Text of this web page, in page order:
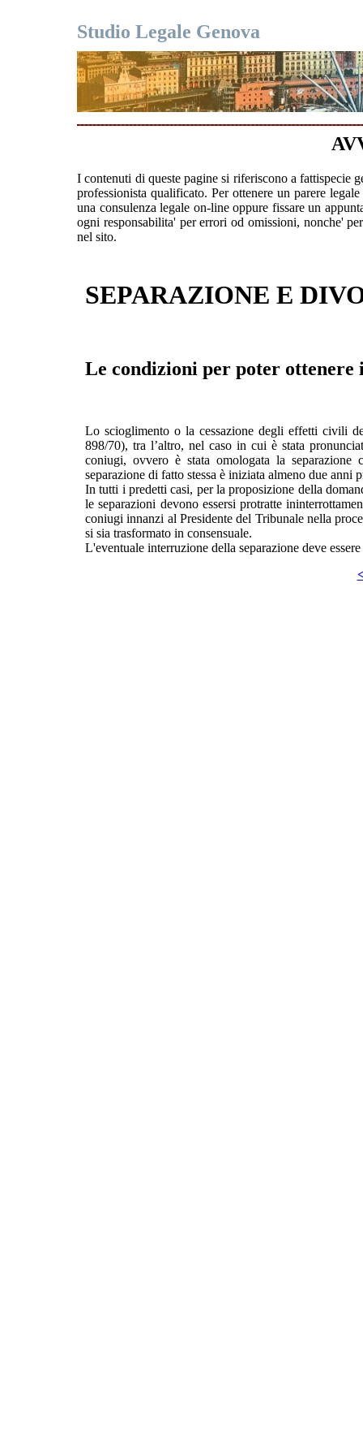
Studio Legale Genova
I contenuti di queste pagine si riferiscono a fattispecie
professionista qualificato. Per ottenere un parere
una consulenza legale on-line oppure fissare un
ogni responsabilita' per errori od omissioni, nonche'
nel sito.
SEPARAZIONE E
Le condizioni per poter
Lo scioglimento o la cessazione degli effetti civili
898/70), tra l’altro, nel caso in cui è stata
coniugi, ovvero è stata omologata la separazione
separazione di fatto stessa è iniziata almeno due anni
In tutti i predetti casi, per la proposizione della
le separazioni devono essersi protratte
coniugi innanzi al Presidente del Tribunale nella
si sia trasformato in consensuale.
L'eventuale interruzione della separazione deve